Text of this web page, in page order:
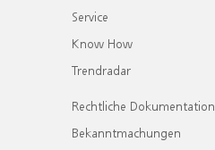
Service
Know How
Trendradar
Rechtliche Dokumentation
Bekanntmachungen